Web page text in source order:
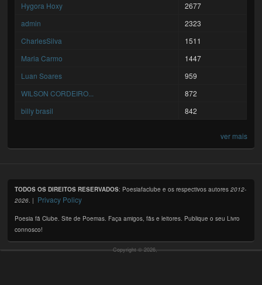
Hygora Hoxy
2677
admin
2323
CharlesSilva
1511
Maria Carmo
1447
Luan Soares
959
WILSON CORDEIRO...
872
billy brasil
842
ver mais
TODOS OS DIREITOS RESERVADOS: Poesiafaclube e os respectivos autores2012-
2026. | Privacy Policy
Poesia fã Clube. Site de Poemas. Faça amigos, fãs e leitores. Publique o seu Livro
connosco!
Copyright © 2026,